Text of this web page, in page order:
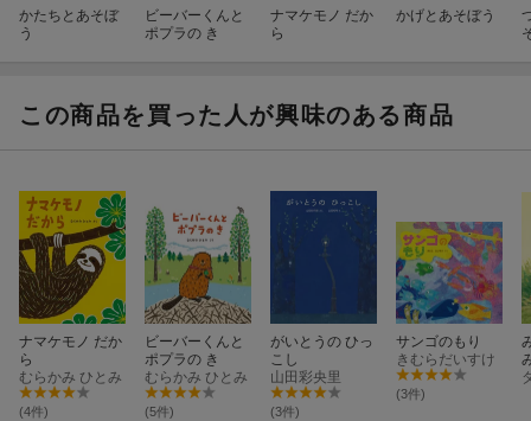
かたちとあそぼ
う
ビーバーくんと
ポプラの き
ナマケモノ だか
ら
かげとあそぼう
この商品を買った人が興味のある商品
ナマケモノ だか
ら
むらかみ ひとみ
(4件)
ビーバーくんと
ポプラの き
むらかみ ひとみ
(5件)
がいとうの ひっ
こし
山田彩央里
(3件)
サンゴのもり
きむらだいすけ
(3件)